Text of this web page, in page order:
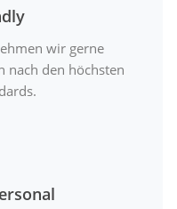
wir gerne
nach den höchsten